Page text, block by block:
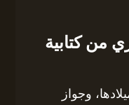
من كتابية
وجواز